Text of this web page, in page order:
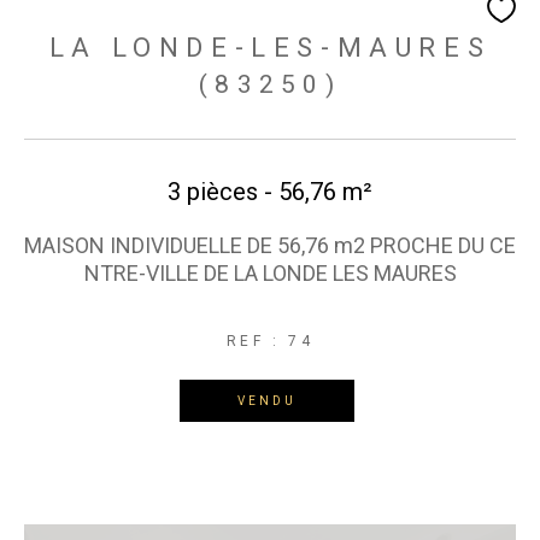
LA LONDE-LES-MAURES
(83250)
3 pièces - 56,76 m²
MAISON INDIVIDUELLE DE 56,76 m2 PROCHE DU CE
NTRE-VILLE DE LA LONDE LES MAURES
REF : 74
VENDU